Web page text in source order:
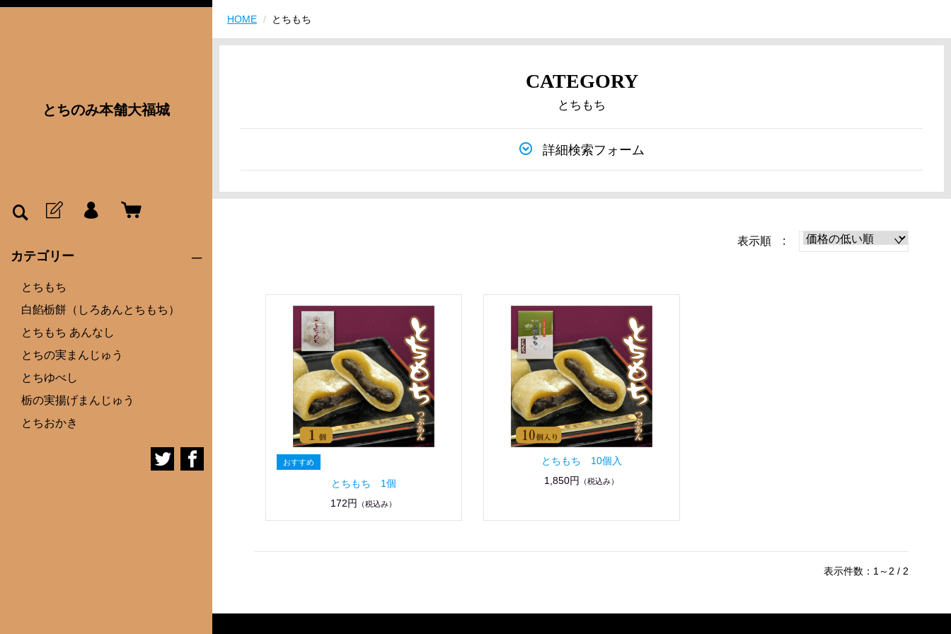
とちのみ本舗大福城
カテゴリー
とちもち
白餡栃餅（しろあんとちもち）
とちもち あんなし
とちの実まんじゅう
とちゆべし
栃の実揚げまんじゅう
とちおかき
HOME とちもち
CATEGORY
とちもち
詳細検索フォーム
表示順 :
とちもち 1個
172円
（税込み）
とちもち 10個入
1,850円
（税込み）
表示件数：1～2 / 2